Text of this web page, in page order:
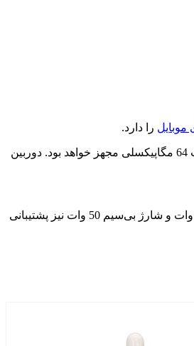
را دارد.
گفته می‌شود دراین مدل دوربین‌های اصلی و فوق‌عریض هرکدام از سنسورهای 50 مگاپیکسلی استفاده خواهند کرد، درحالیکه دوربین تله‌فوتو احتمالاً به یک لنز پریسکوپ 64 مگاپیکسلی مجهز خواهد بود. دوربین
انتظار می‌رود ویوو از استفاده اسکنر اثر انگشت UD برای هردو پنل ویوو X فولد 3 صرف‌نظر کند و آن‌را برای مدل قدرتمندتر ویوو X فولد 3 پرو که از شارژ سیمی 120 وات و شارژ بی‌سیم 50 وات نیز پشتیبانی